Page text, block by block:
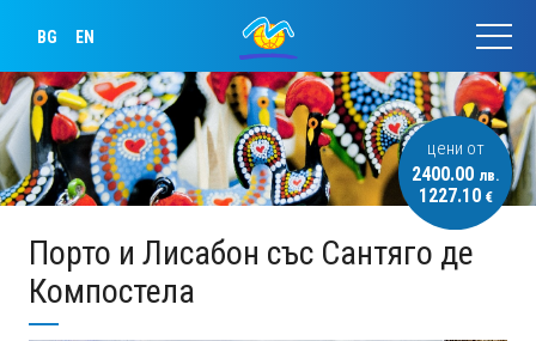
BG EN
Порто и Лисабон със Сантяго де
Компостела
цени от
2400.00 лв.
1227.10 €